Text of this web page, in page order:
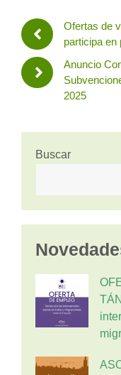
Ofertas de
participa
Anuncio
2025
Buscar